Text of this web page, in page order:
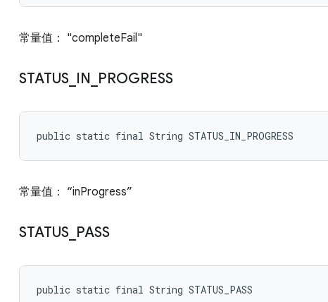
常量值： "completeFail"
STATUS IN PROGRESS
public static final String STATUS_IN_PROGRESS
常量值： “inProgress”
STATUS PASS
public static final String STATUS_PASS